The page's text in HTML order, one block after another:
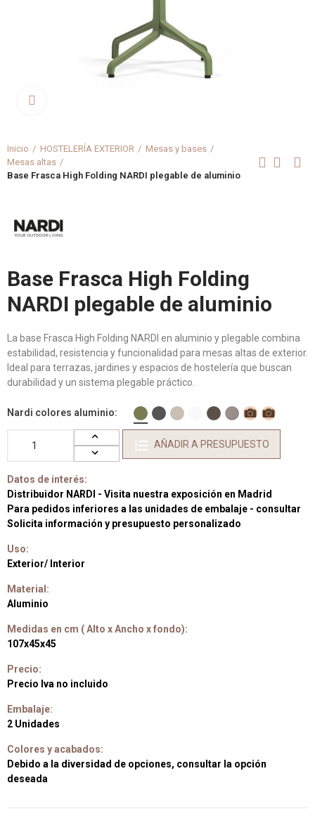
Inicio HOSTELERÍA EXTERIOR
Mesas y bases
Mesas altas
Base Frasca High Folding NARDI plegable de aluminio
Base Frasca High Folding
NARDI plegable de aluminio
La base Frasca High Folding NARDI en aluminio y plegable combina
estabilidad, resistencia y funcionalidad para mesas altas de exterior.
Ideal para terrazas, jardines y espacios de hostelería que buscan
durabilidad y un sistema plegable práctico.
Nardi colores aluminio
AÑADIR A PRESUPUESTO
Datos de interés:
Distribuidor NARDI - Visita nuestra exposición en Madrid
Para pedidos inferiores a las unidades de embalaje - consultar
Solicita información y presupuesto personalizado
Uso:
Exterior/ Interior
Material:
Aluminio
Medidas en cm ( Alto x Ancho x fondo):
107x45x45
Precio:
Precio Iva no incluido
Embalaje:
2 Unidades
Colores y acabados:
Debido a la diversidad de opciones, consultar la opción
deseada